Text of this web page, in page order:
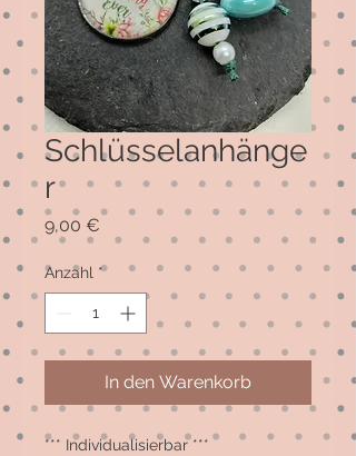
Schlüsselanhänge
r
9,00 €
Anzahl *
In den Warenkorb
*** Individualisierbar ***